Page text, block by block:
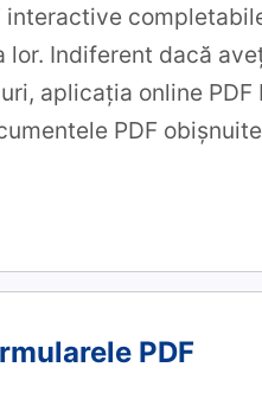
Indiferent dacă
aplicația online
PDF
PDF